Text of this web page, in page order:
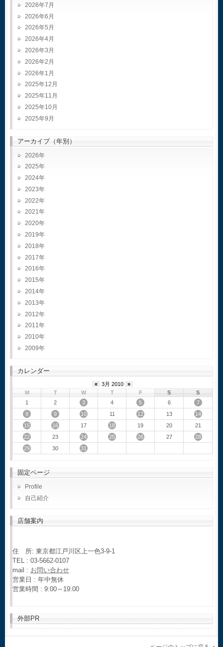
2026年7月
2026年6月
2026年5月
2026年4月
2026年3月
2026年2月
2026年1月
2025年12月
2025年11月
2025年10月
2025年9月
アーカイブ（年別）
2026
2025
2024
2023
2022
2021
2020
2019
2018
2017
2016
2015
2014
2013
2012
2011
2010
2009
カレンダー
« 3月 2010
»
M
T W T F S
S
1
2 3 4 5 6
7
8
9 10 11 12 13
14
15
16 17 18 19 20
21
22
23 24 25 26 27
28
29
30 31
固定ページ
Profile
自己紹介
店舗案内
住 所: 東京都江戸川区上一色3-9-1
TEL : 03-5662-0107
mail : お問い合わせ
営業日 : 年中無休
営業時間 : 9:00～19:00
外部PR